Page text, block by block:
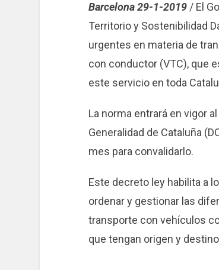
Barcelona 29-1-2019/ El
Territorio y Sostenibilidad
urgentes en materia de
con conductor (VTC), que
este servicio en toda
La norma entrará en vigor
Generalidad de Cataluña
mes para convalidarlo.
Este decreto ley habilita a
ordenar y gestionar las
transporte con vehículos
que tengan origen y